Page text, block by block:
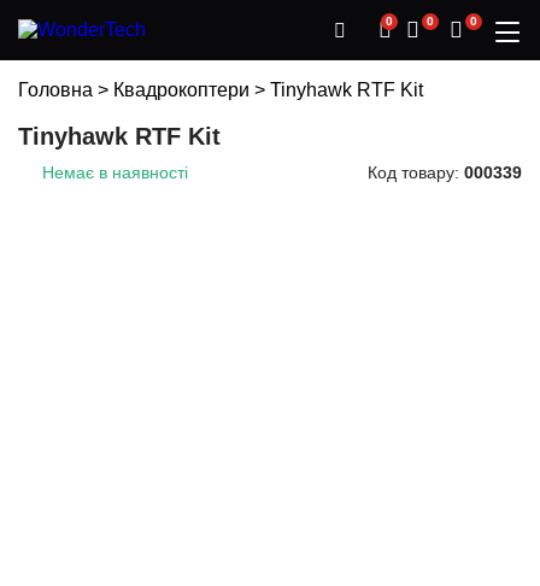
0 0 0
Головна > Квадрокоптери > Tinyhawk RTF Kit
Tinyhawk RTF Kit
Немає в наявності Код товару: 000339